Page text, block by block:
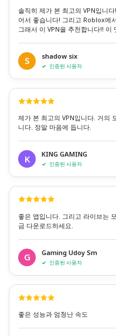
솔직히 제가 본 최고의 VPN입니
어서 좋습니다! 그리고 Roblox에
그래서 이 VPN을 추천합니다!! 이
S shadow six
인증된 사용자
제가 본 최고의 VPN입니다. 거의
니다. 정말 마음에 듭니다.
K KING GAMING
인증된 사용자
좋은 앱입니다. 그리고 라이브는
금 다운로드하세요.
G Gaming Udoy Sm
인증된 사용자
좋은 성능과 엄청난 속도